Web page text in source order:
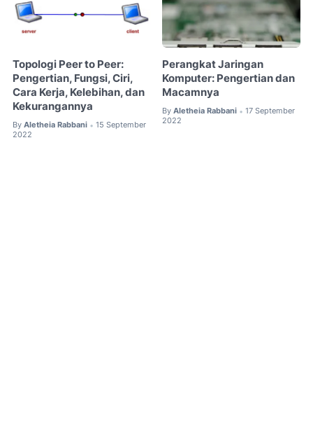
Topologi Peer to Peer:
Pengertian, Fungsi, Ciri,
Cara Kerja, Kelebihan, dan
Kekurangannya
By Aletheia Rabbani • 15 September
2022
Perangkat Jaringan
Komputer: Pengertian dan
Macamnya
By Aletheia Rabbani • 17 September
2022